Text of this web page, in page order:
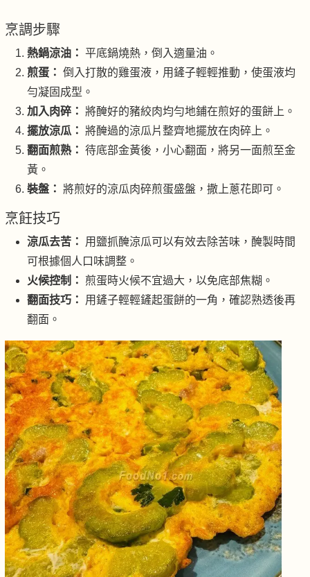
烹調步驟
熱鍋涼油： 平底鍋燒熱，倒入適量油。
煎蛋： 倒入打散的雞蛋液，用鏟子輕輕推動，使蛋液均
勻凝固成型。
加入肉碎： 將醃好的豬絞肉均勻地鋪在煎好的蛋餅上。
擺放涼瓜： 將醃過的涼瓜片整齊地擺放在肉碎上。
翻面煎熟： 待底部金黃後，小心翻面，將另一面煎至金
黃。
裝盤： 將煎好的涼瓜肉碎煎蛋盛盤，撒上蔥花即可。
烹飪技巧
涼瓜去苦：
用鹽抓醃涼瓜可以有效去除苦味，醃製時間
可根據個人口味調整。
火候控制：
煎蛋時火候不宜過大，以免底部焦糊。
翻面技巧：
用鏟子輕輕鏟起蛋餅的一角，確認熟透後再
翻面。